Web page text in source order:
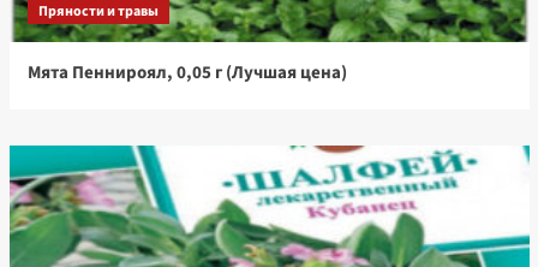
Пряности и травы
Мята Пеннироял, 0,05 г (Лучшая цена)